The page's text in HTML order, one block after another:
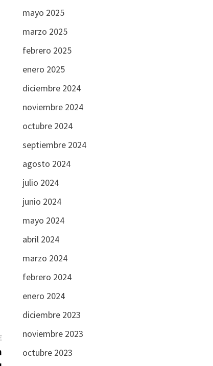
Entrada
siguiente:
mayo 2025
marzo 2025
febrero 2025
enero 2025
diciembre 2024
noviembre 2024
octubre 2024
septiembre 2024
agosto 2024
julio 2024
junio 2024
mayo 2024
abril 2024
marzo 2024
febrero 2024
enero 2024
diciembre 2023
noviembre 2023
octubre 2023